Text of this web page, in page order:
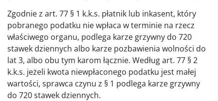
Zgodnie z art. 77 § 1 k.k.s. płatnik lub inkasent, który
pobranego podatku nie wpłaca w terminie na rzecz
właściwego organu, podlega karze grzywny do 720
stawek dziennych albo karze pozbawienia wolności do
lat 3, albo obu tym karom łącznie. Według art. 77 § 2
k.k.s. jeżeli kwota niewpłaconego podatku jest małej
wartości, sprawca czynu z § 1 podlega karze grzywny
do 720 stawek dziennych.